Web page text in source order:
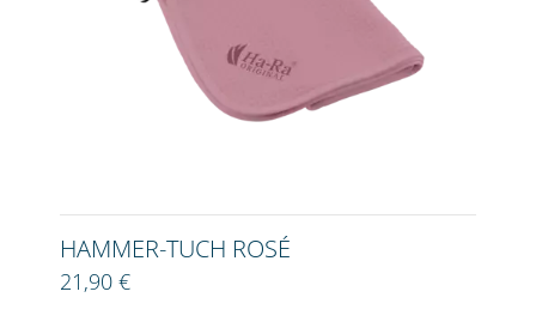
HAMMER-TUCH ROSÉ
21,90 €